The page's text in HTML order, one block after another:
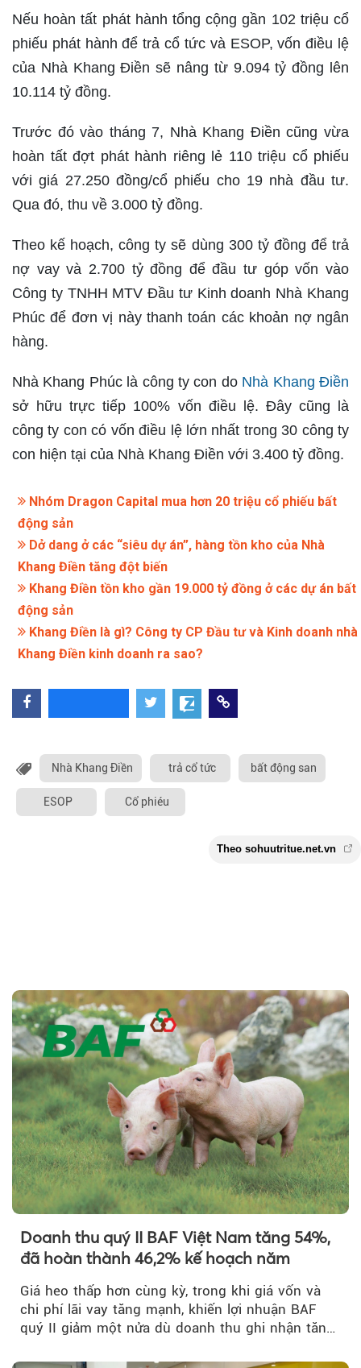
Nếu hoàn tất phát hành tổng cộng gần 102 triệu cổ
phiếu phát hành để trả cổ tức và ESOP, vốn điều lệ
của Nhà Khang Điền sẽ nâng từ 9.094 tỷ đồng lên
10.114 tỷ đồng.
Trước đó vào tháng 7, Nhà Khang Điền cũng vừa
hoàn tất đợt phát hành riêng lẻ 110 triệu cổ phiếu
với giá 27.250 đồng/cổ phiếu cho 19 nhà đầu tư.
Qua đó, thu về 3.000 tỷ đồng.
Theo kế hoạch, công ty sẽ dùng 300 tỷ đồng để trả
nợ vay và 2.700 tỷ đồng để đầu tư góp vốn vào
Công ty TNHH MTV Đầu tư Kinh doanh Nhà Khang
Phúc để đơn vị này thanh toán các khoản nợ ngân
hàng.
Nhà Khang Phúc là công ty con do Nhà Khang Điền
sở hữu trực tiếp 100% vốn điều lệ. Đây cũng là
công ty con có vốn điều lệ lớn nhất trong 30 công ty
con hiện tại của Nhà Khang Điền với 3.400 tỷ đồng.
Nhóm Dragon Capital mua hơn 20 triệu cổ phiếu bất
động sản
Dở dang ở các “siêu dự án”, hàng tồn kho của Nhà
Khang Điền tăng đột biến
Khang Điền tồn kho gần 19.000 tỷ đồng ở các dự án bất
động sản
Khang Điền là gì? Công ty CP Đầu tư và Kinh doanh nhà
Khang Điền kinh doanh ra sao?
Nhà Khang Điền trả cổ tức bất động san
ESOP Cổ phiéu
Theo
Doanh thu quý II BAF Việt Nam tăng 54%,
đã hoàn thành 46,2% kế hoạch năm
Giá heo thấp hơn cùng kỳ, trong khi giá vốn và
chi phí lãi vay tăng mạnh, khiến lợi nhuận BAF
quý II giảm một nửa dù doanh thu ghi nhận tăng